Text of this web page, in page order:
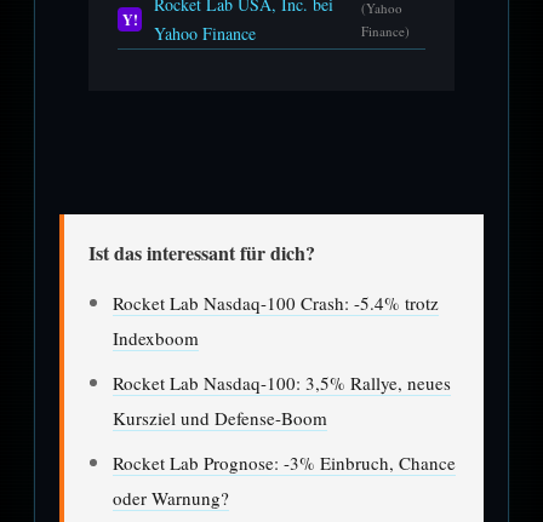
Y!
Rocket Lab USA, Inc. bei
Yahoo Finance
(Yahoo
Finance)
Ist das interessant für dich?
Rocket Lab Nasdaq-100 Crash: -5.4% trotz
Indexboom
Rocket Lab Nasdaq-100: 3,5% Rallye, neues
Kursziel und Defense-Boom
Rocket Lab Prognose: -3% Einbruch, Chance
oder Warnung?